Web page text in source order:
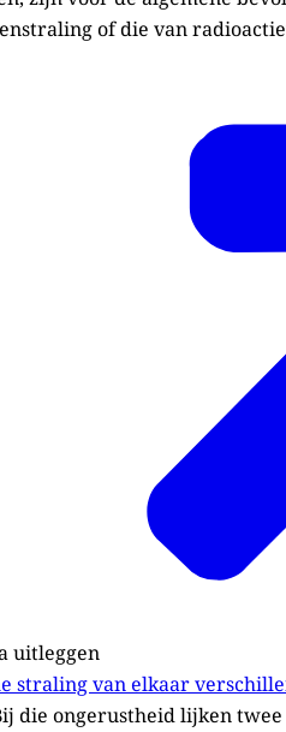
of die van
uitleggen
straling van elkaar
die ongerustheid lijken